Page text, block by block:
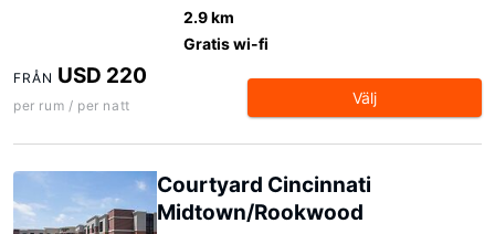
2.9 km
Gratis wi-fi
FRÅN USD 220
per rum / per natt Välj
Courtyard Cincinnati
Midtown/Rookwood